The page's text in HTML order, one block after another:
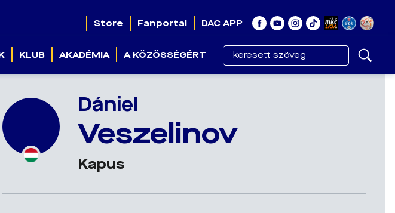
Store Fanportal DAC APP
KLUB AKADÉMIA A KÖZÖSSÉGÉRT
Dániel
Veszelinov
Kapus